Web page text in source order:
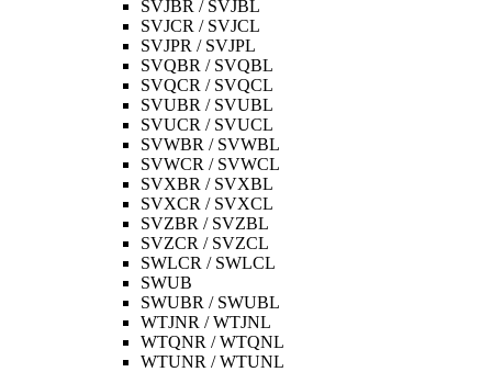
SVJBR / SVJBL
SVJCR / SVJCL
SVJPR / SVJPL
SVQBR / SVQBL
SVQCR / SVQCL
SVUBR / SVUBL
SVUCR / SVUCL
SVWBR / SVWBL
SVWCR / SVWCL
SVXBR / SVXBL
SVXCR / SVXCL
SVZBR / SVZBL
SVZCR / SVZCL
SWLCR / SWLCL
SWUB
SWUBR / SWUBL
WTJNR / WTJNL
WTQNR / WTQNL
WTUNR / WTUNL